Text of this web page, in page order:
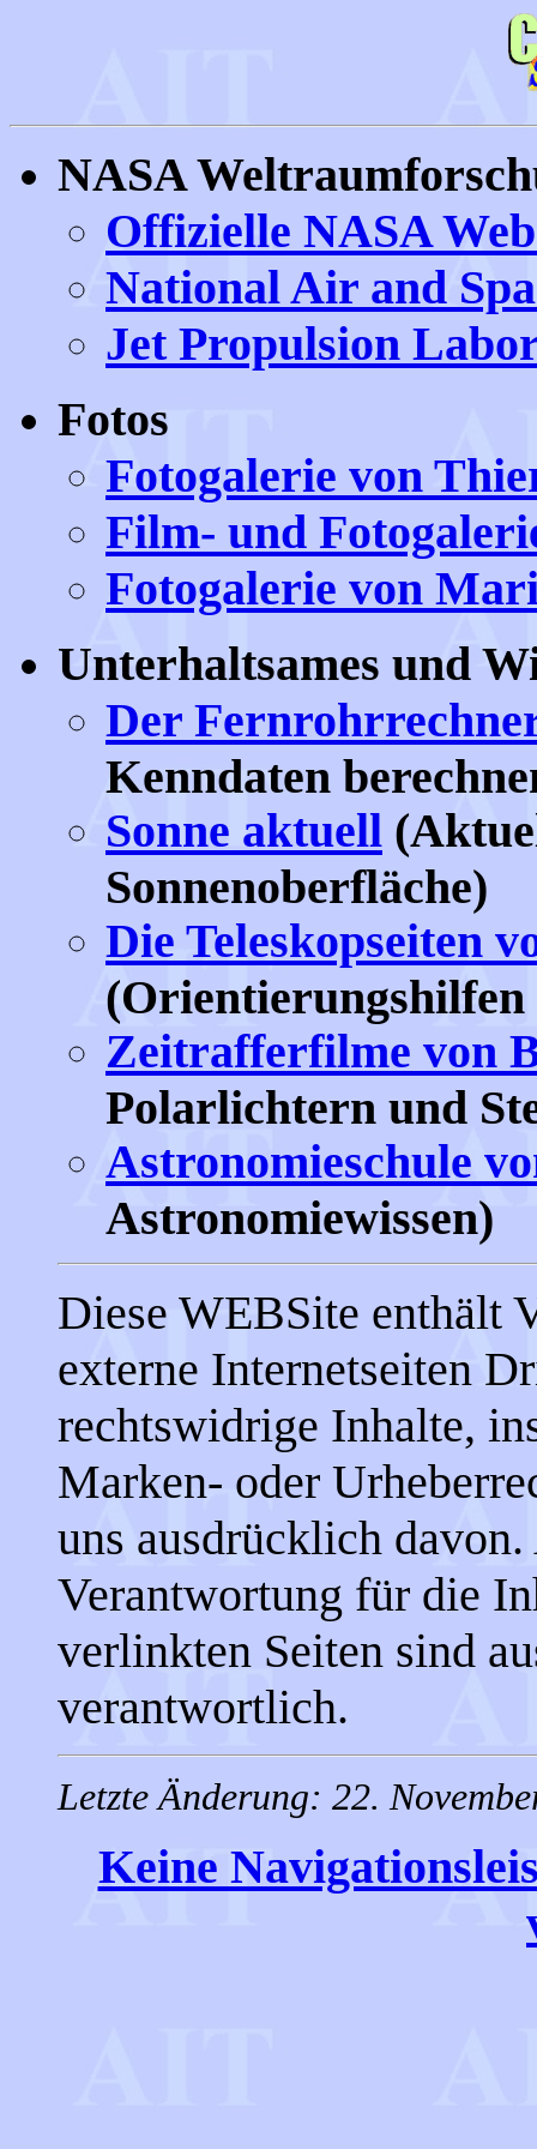
NASA
Offizielle NASA
National Air and
Jet Propulsion
Fotos
Fotogalerie von
Film- und
Fotogalerie von
Unterhaltsames und
Der
Kenndaten
Sonne aktuell
Sonnenoberfläche)
Die Teleskopseiten
Zeitrafferfilme von
Polarlichtern und
Astronomieschule
Astronomiewissen)
Diese WEBSite enthält
externe Internetseiten
rechtswidrige Inhalte,
Marken- oder
uns ausdrücklich
Verantwortung für die
verlinkten Seiten sind
verantwortlich.
Letzte Änderung: 22.
Keine